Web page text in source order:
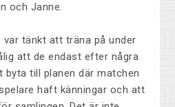
och Janne.
var tänkt att träna på under
att de endast efter några
byta till planen där matchen
haft känningar och att